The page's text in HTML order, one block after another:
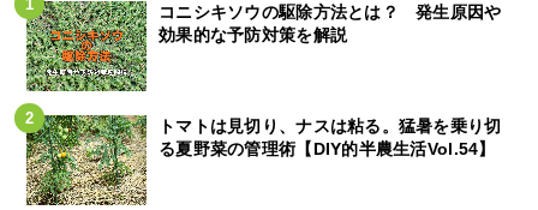
コニシキソウの駆除方法とは？ 発生原因や
効果的な予防対策を解説
トマトは見切り、ナスは粘る。猛暑を乗り切
る夏野菜の管理術【DIY的半農生活Vol.54】